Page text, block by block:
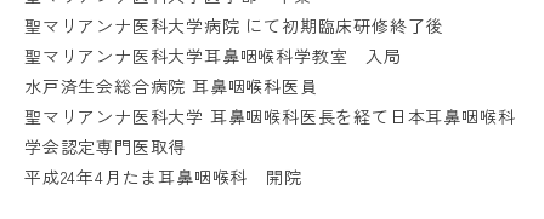
聖マリアンナ医科大学病院 にて初期臨床研修終了後
聖マリアンナ医科大学耳鼻咽喉科学教室 入局
水戸済生会総合病院 耳鼻咽喉科医員
聖マリアンナ医科大学 耳鼻咽喉科医長を経て日本耳鼻咽喉科
学会認定専門医取得
平成24年4月たま耳鼻咽喉科 開院